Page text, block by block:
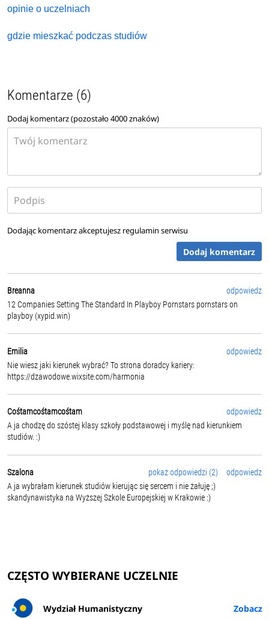
opinie o uczelniach
gdzie mieszkać podczas studiów
Komentarze (6)
Dodaj komentarz (pozostało4000znaków)
Dodając komentarz akceptujesz regulamin serwisu
Dodaj komentarz
Breanna
odpowiedz
12 Companies Setting The Standard In Playboy Pornstars pornstars on
playboy (xypid.win)
Emilia
odpowiedz
Nie wiesz jaki kierunek wybrać? To strona doradcy kariery:
https://dzawodowe.wixsite.com/harmonia
Cośtamcośtamcośtam
odpowiedz
A ja chodzę do szóstej klasy szkoły podstawowej i myślę nad kierunkiem
studiów. :)
Szalona odpowiedz
pokaż odpowiedzi (2)
A ja wybrałam kierunek studiów kierując się sercem i nie żałuję ;)
skandynawistyka na Wyższej Szkole Europejskiej w Krakowie :)
CZĘSTO WYBIERANE UCZELNIE
Wydział Humanistyczny